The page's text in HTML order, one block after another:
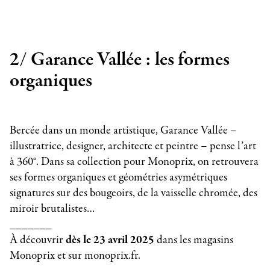
2/ Garance Vallée : les formes
organiques
Bercée dans un monde artistique, Garance Vallée –
illustratrice, designer, architecte et peintre – pense l’art
à 360°. Dans sa collection pour Monoprix, on retrouvera
ses formes organiques et géométries asymétriques
signatures sur des bougeoirs, de la vaisselle chromée, des
miroir brutalistes…
À découvrirdès le 23 avril 2025dans les magasins
Monoprix et sur monoprix.fr.